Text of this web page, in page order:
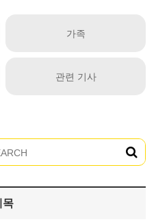
가족
관련 기사
목